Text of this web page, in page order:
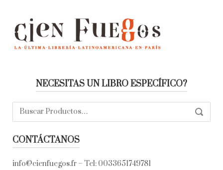
NECESITAS UN LIBRO ESPECÍFICO?
Buscar:
CONTÁCTANOS
info@cienfuegos.fr – Tel: 0033651749781